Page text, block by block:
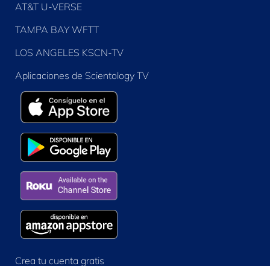
AT&T U-VERSE
TAMPA BAY WFTT
LOS ANGELES KSCN-TV
Aplicaciones de Scientology TV
Crea tu cuenta gratis